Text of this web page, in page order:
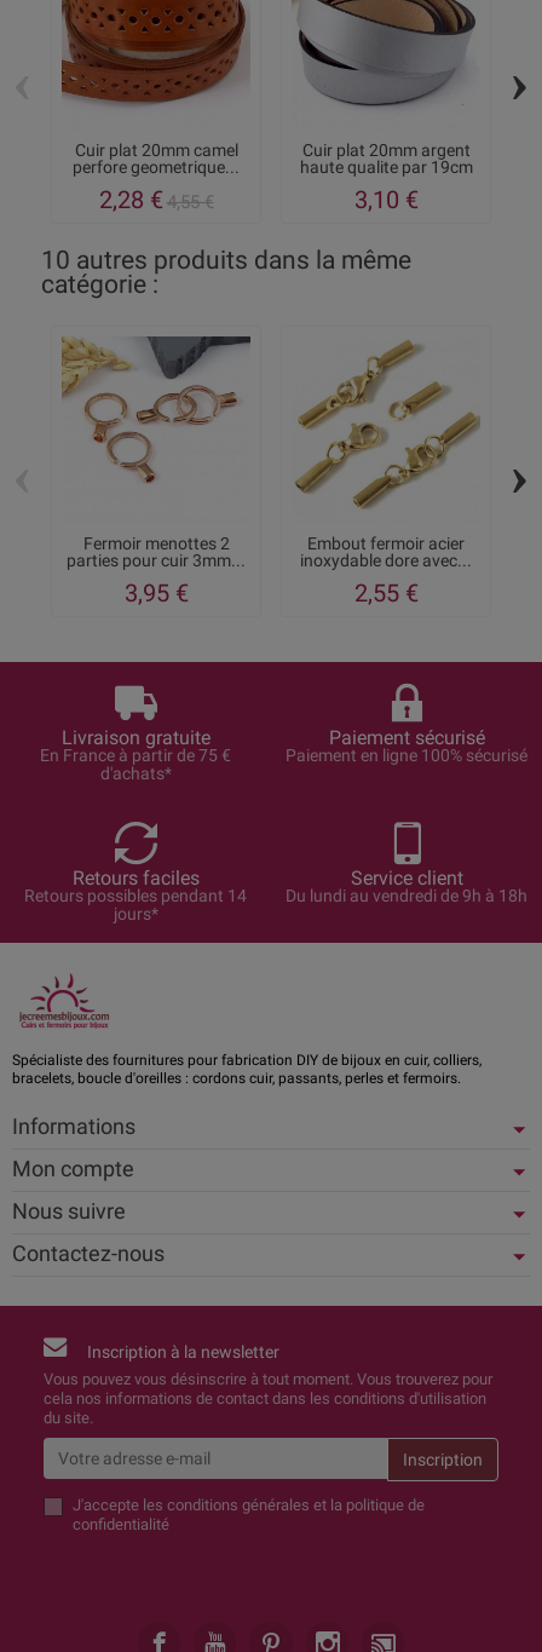
Cuir plat 20mm camel
perfore geometrique...
2,28 €4,55 €
Cuir plat 20mm argent
haute qualite par 19cm
3,10 €
›
10 autres produits dans la même
catégorie :
Fermoir menottes 2
parties pour cuir 3mm...
3,95 €
Embout fermoir acier
inoxydable dore avec...
2,55 €
›
Livraison gratuite
En France à partir de 75 €
d'achats*
Paiement sécurisé
Paiement en ligne 100% sécurisé
Retours faciles
Retours possibles pendant 14
jours*
Service client
Du lundi au vendredi de 9h à 18h
Spécialiste des fournitures pour fabrication DIY de bijoux en cuir, colliers,
bracelets, boucle d'oreilles : cordons cuir, passants, perles et fermoirs.
Informations
Mon compte
Nous suivre
Contactez-nous
Inscription à la newsletter
Vous pouvez vous désinscrire à tout moment. Vous trouverez pour
cela nos informations de contact dans les conditions d'utilisation
du site.
J'accepte les conditions générales et la politique de
confidentialité